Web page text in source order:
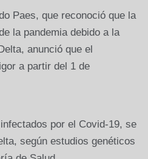
Paes, que reconoció que la
la pandemia debido a la
anunció que el
a partir del 1 de
por el Covid-19, se
según estudios genéticos